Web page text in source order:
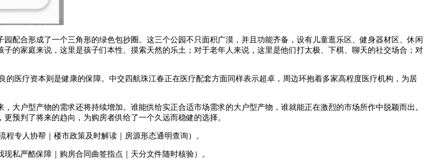
合形成了一个三角形的绿色包抄圈。这三个公园不只面积广漠，并且功能齐备，设有儿童逛乐区、健身器材区、休闲
的家庭来说，这里是孩子们本性、摸索天然的乐土；对于老年人来说，这里是他们打太极、下棋、聊天的社交场合；对
医疗资本则是健康的保障。中交四航珠江春正在医疗配套方面同样表示超卓，周边环抱着多家高程度医疗机构，为居
户型产物的需求还将持续增加。谁能供给实正合适市场需求的大户型产物，谁就能正在激烈的市场所作中脱颖而出。
预判了将来的趋向，为购房者供给了一个久远而稳健的选择。
专人协帮｜楼市政策及时解读｜房源形态通明查询）。
严酷保障｜购房合同曲签指点｜天分文件随时核验）。